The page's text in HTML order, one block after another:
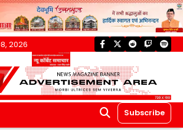
2026 facebook
twitterreddittwitch
Subscribe